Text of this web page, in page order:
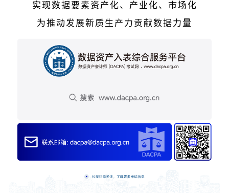
实现数据要素资产化、产业化、市场化
为推动发展新质生产力贡献数据力量